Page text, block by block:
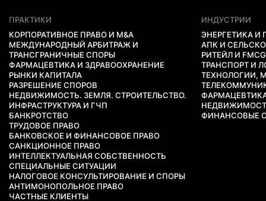
ПРАКТИКИ
КОРПОРАТИВНОЕ ПРАВО И M&A
МЕЖДУНАРОДНЫЙ АРБИТРАЖ И
ТРАНСГРАНИЧНЫЕ СПОРЫ
ФАРМАЦЕВТИКА И ЗДРАВООХРАНЕНИЕ
РЫНКИ КАПИТАЛА
РАЗРЕШЕНИЕ СПОРОВ
НЕДВИЖИМОСТЬ. ЗЕМЛЯ. СТРОИТЕЛЬСТВО.
ИНФРАСТРУКТУРА И ГЧП
БАНКРОТСТВО
ТРУДОВОЕ ПРАВО
БАНКОВСКОЕ И ФИНАНСОВОЕ ПРАВО
САНКЦИОННОЕ ПРАВО
ИНТЕЛЛЕКТУАЛЬНАЯ СОБСТВЕННОСТЬ
СПЕЦИАЛЬНЫЕ СИТУАЦИИ
НАЛОГОВОЕ КОНСУЛЬТИРОВАНИЕ И СПОРЫ
АНТИМОНОПОЛЬНОЕ ПРАВО
ЧАСТНЫЕ КЛИЕНТЫ
ИНДУСТРИИ
ЭНЕРГЕТИКА И
АПК И
РИТЕЙЛ И FMCG
ТРАНСПОРТ И
ТЕХНОЛОГИИ,
ФИНАНСОВЫЕ